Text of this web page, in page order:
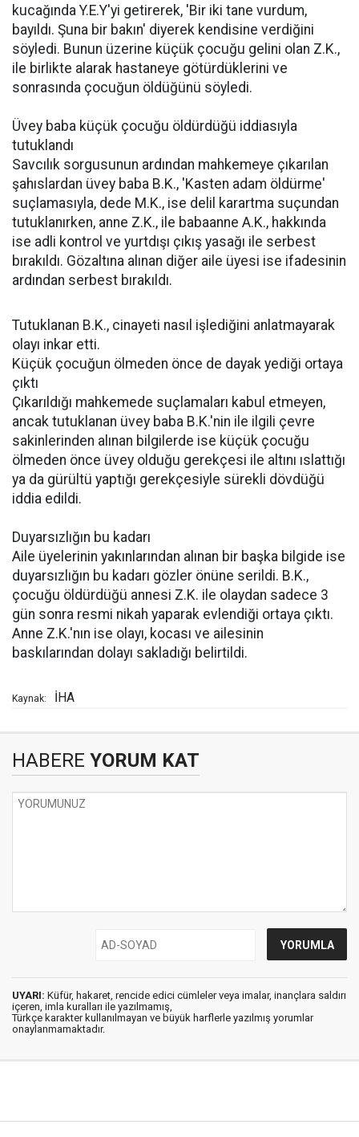
kucağında Y.E.Y'yi getirerek, 'Bir iki tane vurdum,
bayıldı. Şuna bir bakın' diyerek kendisine verdiğini
söyledi. Bunun üzerine küçük çocuğu gelini olan Z.K.,
ile birlikte alarak hastaneye götürdüklerini ve
sonrasında çocuğun öldüğünü söyledi.
Üvey baba küçük çocuğu öldürdüğü iddiasıyla
tutuklandı
Savcılık sorgusunun ardından mahkemeye çıkarılan
şahıslardan üvey baba B.K., 'Kasten adam öldürme'
suçlamasıyla, dede M.K., ise delil karartma suçundan
tutuklanırken, anne Z.K., ile babaanne A.K., hakkında
ise adli kontrol ve yurtdışı çıkış yasağı ile serbest
bırakıldı. Gözaltına alınan diğer aile üyesi ise ifadesinin
ardından serbest bırakıldı.
Tutuklanan B.K., cinayeti nasıl işlediğini anlatmayarak
olayı inkar etti.
Küçük çocuğun ölmeden önce de dayak yediği ortaya
çıktı
Çıkarıldığı mahkemede suçlamaları kabul etmeyen,
ancak tutuklanan üvey baba B.K.'nin ile ilgili çevre
sakinlerinden alınan bilgilerde ise küçük çocuğu
ölmeden önce üvey olduğu gerekçesi ile altını ıslattığı
ya da gürültü yaptığı gerekçesiyle sürekli dövdüğü
iddia edildi.
Duyarsızlığın bu kadarı
Aile üyelerinin yakınlarından alınan bir başka bilgide ise
duyarsızlığın bu kadarı gözler önüne serildi. B.K.,
çocuğu öldürdüğü annesi Z.K. ile olaydan sadece 3
gün sonra resmi nikah yaparak evlendiği ortaya çıktı.
Anne Z.K.'nın ise olayı, kocası ve ailesinin
baskılarından dolayı sakladığı belirtildi.
Kaynak: İHA
HABERE YORUM KAT
UYARI: Küfür, hakaret, rencide edici cümleler veya imalar, inançlara saldırı
içeren, imla kuralları ile yazılmamış,
Türkçe karakter kullanılmayan ve büyük harflerle yazılmış yorumlar
onaylanmamaktadır.